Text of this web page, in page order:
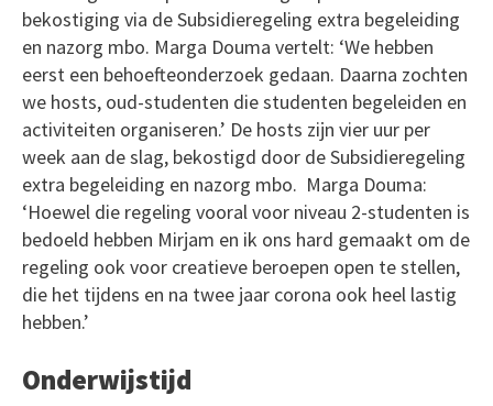
bekostiging via de Subsidieregeling extra begeleiding
en nazorg mbo. Marga Douma vertelt: ‘We hebben
eerst een behoefteonderzoek gedaan. Daarna zochten
we hosts, oud-studenten die studenten begeleiden en
activiteiten organiseren.’ De hosts zijn vier uur per
week aan de slag, bekostigd door de Subsidieregeling
extra begeleiding en nazorg mbo. Marga Douma:
‘Hoewel die regeling vooral voor niveau 2-studenten is
bedoeld hebben Mirjam en ik ons hard gemaakt om de
regeling ook voor creatieve beroepen open te stellen,
die het tijdens en na twee jaar corona ook heel lastig
hebben.’
Onderwijstijd